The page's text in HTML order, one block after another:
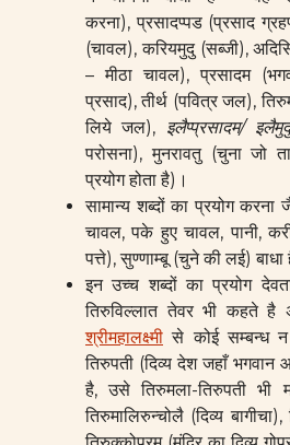
करना), प्रसादप्पड (प्रसाद
(चावल), करियमुदु (सब्जी),
– मीठा चावल), प्रसादम
प्रसाद), तीर्थ (पवित्र जल),
लिये जल), इलैप्प्रसादम/
परोसना), मुनरावतु (चुना जो
प्रयोग होता है)।
सामान्य शब्दों का प्रयोग करना
चावल, पके हुए चावल, पानी,
पत्ते), सुण्णाम्बू (चुने की लई) बाधा
इन उच्च शब्दों का प्रयोग
तिरुविल्लात तेवर भी कहते है
श्रीमहालक्ष्मी से कोई सम्बन्ध न
तिरुपती (दिव्य देश जहाँ
है, उसे तिरुमला-तिरुपती भी
तिरुमालिरुन्चोलै (दिव्य